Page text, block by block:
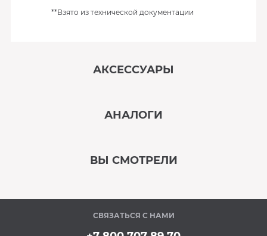
**Взято из технической документации
АКСЕССУАРЫ
АНАЛОГИ
ВЫ СМОТРЕЛИ
В наличии
СВЯЗАТЬСЯ С НАМИ